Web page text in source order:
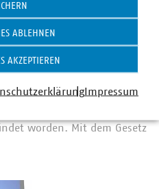
zur Stärkung des
worden. Mit dem Gesetz
ABLEHNEN
AKZEPTIEREN
Impressum